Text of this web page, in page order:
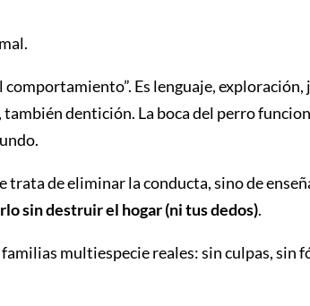
comportamiento”. Es lenguaje,
dentición. La boca del perro
trata de eliminar la conducta, sino de
sin destruir el hogar (ni tus dedos).
multiespecie reales: sin culpas, sin